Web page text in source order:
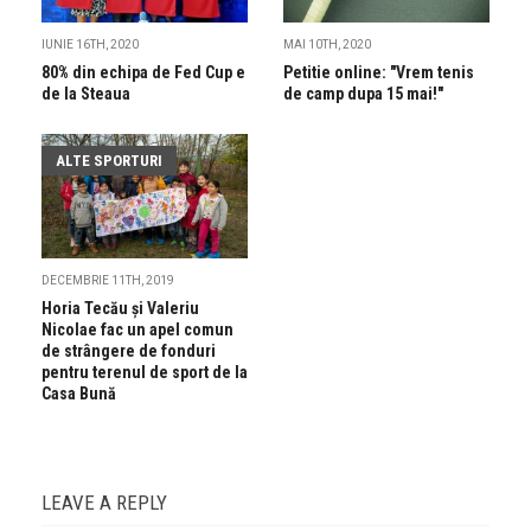
IUNIE 16TH, 2020
80% din echipa de Fed Cup e
de la Steaua
MAI 10TH, 2020
Petitie online: "Vrem tenis
de camp dupa 15 mai!"
ALTE SPORTURI
DECEMBRIE 11TH, 2019
Horia Tecău și Valeriu
Nicolae fac un apel comun
de strângere de fonduri
pentru terenul de sport de la
Casa Bună
LEAVE A REPLY